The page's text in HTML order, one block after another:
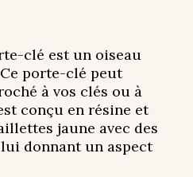
clé est un oiseau
porte-clé peut
à vos clés ou à
conçu en résine et
jaune avec des
donnant un aspect